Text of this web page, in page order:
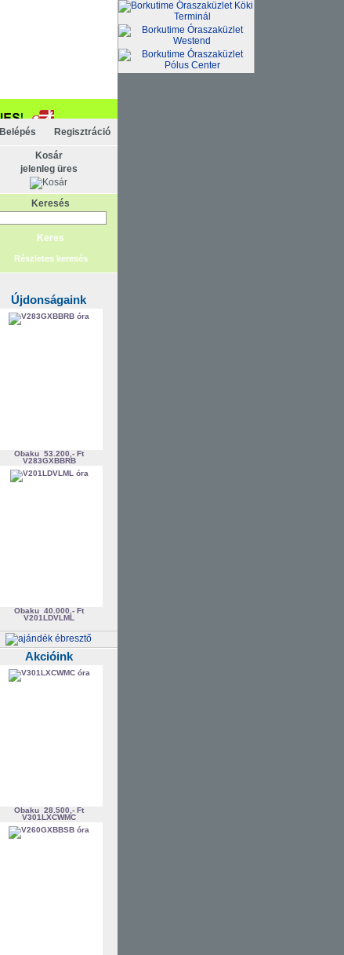
Belépés Regisztráció
Kosár
jelenleg üres
Keresés
Részletes keresés
Újdonságaink
Obaku 53.200,- Ft
V283GXBBRB
Obaku 40.000,- Ft
V201LDVLML
Akcióink
Obaku 28.500,- Ft
V301LXCWMC